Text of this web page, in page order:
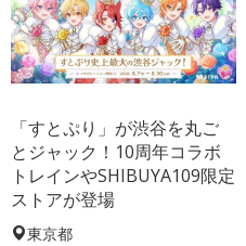
「すとぷり」が渋谷を丸ご
とジャック！10周年コラボ
トレインやSHIBUYA109限定
ストアが登場
東京都